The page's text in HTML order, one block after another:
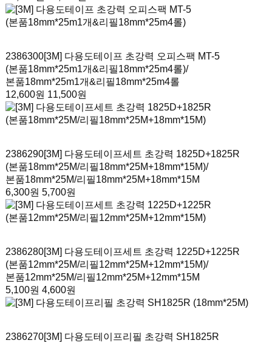
2386300[3M] 다용도테이프 초강력 오피스팩 MT-5
(본품18mm*25m1개&리필18mm*25m4롤)/
본품18mm*25m1개&리필18mm*25m4롤
12,600원 11,500원
2386290[3M] 다용도테이프세트 초강력 1825D+1825R
(본품18mm*25M/리필18mm*25M+18mm*15M)/
본품18mm*25M/리필18mm*25M+18mm*15M
6,300원 5,700원
2386280[3M] 다용도테이프세트 초강력 1225D+1225R
(본품12mm*25M/리필12mm*25M+12mm*15M)/
본품12mm*25M/리필12mm*25M+12mm*15M
5,100원 4,600원
2386270[3M] 다용도테이프리필 초강력 SH1825R